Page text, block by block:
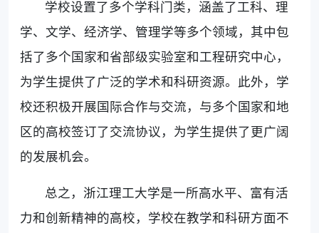
学校设置了多个学科门类，涵盖了工科、理
学、文学、经济学、管理学等多个领域，其中包
括了多个国家和省部级实验室和工程研究中心，
为学生提供了广泛的学术和科研资源。此外，学
校还积极开展国际合作与交流，与多个国家和地
区的高校签订了交流协议，为学生提供了更广阔
的发展机会。
总之，浙江理工大学是一所高水平、富有活
力和创新精神的高校，学校在教学和科研方面不